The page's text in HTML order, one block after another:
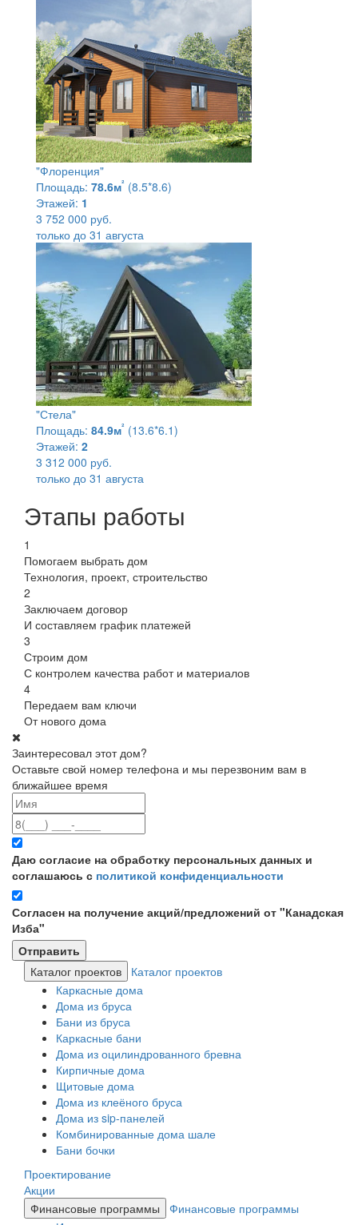
"Флоренция"
Площадь: 78.6м² (8.5*8.6)
Этажей: 1
3 752 000 руб.
только до 31 августа
"Стела"
Площадь: 84.9м² (13.6*6.1)
Этажей: 2
3 312 000 руб.
только до 31 августа
Этапы работы
1
Помогаем выбрать дом
Технология, проект, строительство
2
Заключаем договор
И составляем график платежей
3
Строим дом
С контролем качества работ и материалов
4
Передаем вам ключи
От нового дома
Заинтересовал этот дом?
Оставьте свой номер телефона и мы перезвоним вам в
ближайшее время
Даю согласие на обработку персональных данных и
соглашаюсь с политикой конфиденциальности
Согласен на получение акций/предложений от "Канадская
Изба"
Каталог проектов
Каталог проектов
Каркасные дома
Дома из бруса
Бани из бруса
Каркасные бани
Дома из оцилиндрованного бревна
Кирпичные дома
Щитовые дома
Дома из клеёного бруса
Дома из sip-панелей
Комбинированные дома шале
Бани бочки
Проектирование
Акции
Финансовые программы
Финансовые программы